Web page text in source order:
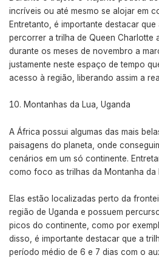
incríveis ou até mesmo se alojar em
Entretanto, é importante destacar
percorrer a trilha de Queen Charlotte
durante os meses de novembro a
justamente neste espaço de tempo
acesso à região, liberando assim a
Montanhas da Lua, Uganda
A África possui algumas das mais
paisagens do planeta, onde
cenários em um só continente.
como foco as trilhas da Montanha da
Elas estão localizadas perto da
região de Uganda e possuem
picos do continente, como por
disso, é importante destacar que a
período médio de 6 e 7 dias com o